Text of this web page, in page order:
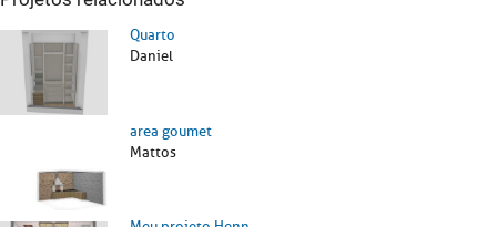
Quarto
Daniel
area goumet
Mattos